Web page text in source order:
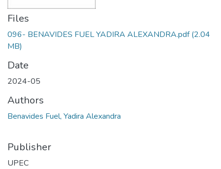
Files
096- BENAVIDES FUEL YADIRA ALEXANDRA.pdf(2.04
MB)
Date
2024-05
Authors
Benavides Fuel, Yadira Alexandra
Publisher
UPEC